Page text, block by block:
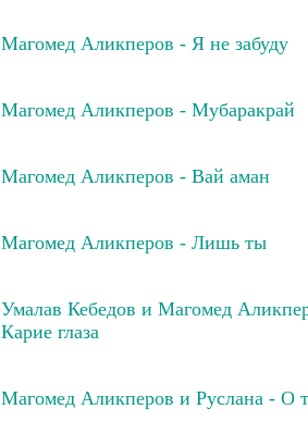
Магомед Аликперов - Я не забуду
Магомед Аликперов - Мубаракрай
Магомед Аликперов - Вай аман
Магомед Аликперов - Лишь ты
Умалав Кебедов и Магомед
Карие глаза
Магомед Аликперов и Руслана - О